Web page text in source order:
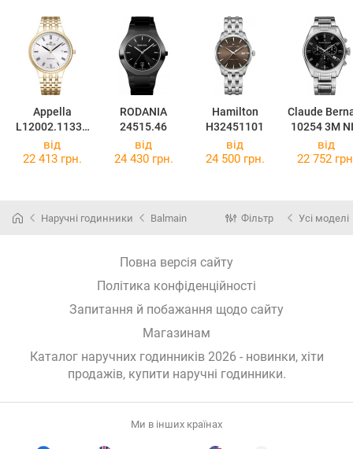
Appella
L12002.1133D
Q
RODANIA
24515.46
Hamilton
H32451101
Claude
10254 3M
від
22 413 грн.
від
24 430 грн.
від
24 500 грн.
від
22 752
Наручні годинники Balmain Фільтр Усі моделі
Повна версія сайту
Політика конфіденційності
Запитання й побажання щодо сайту
Магазинам
Каталог наручних годинників 2026 - новинки, хіти
продажів, купити наручні годинники.
Ми в інших країнах